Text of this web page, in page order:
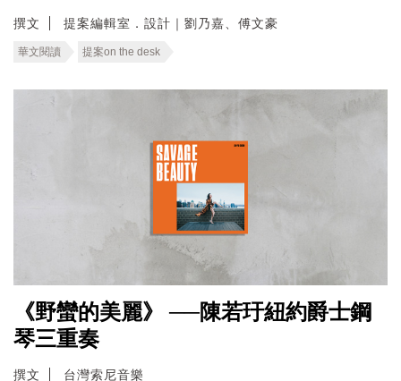
撰文 提案編輯室．設計｜劉乃嘉、傅文豪
華文閱讀 提案on the desk
《野蠻的美麗》 ──陳若玗紐約爵士鋼
琴三重奏
撰文 台灣索尼音樂